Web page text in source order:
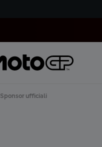
Sponsor ufficiali